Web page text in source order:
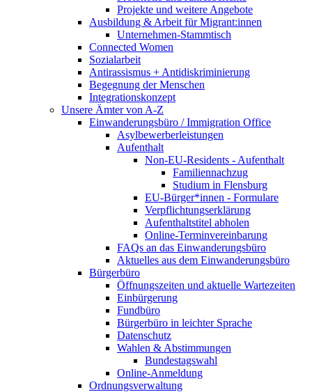
Projekte und weitere Angebote
Ausbildung & Arbeit für Migrant:innen
Unternehmen-Stammtisch
Connected Women
Sozialarbeit
Antirassismus + Antidiskriminierung
Begegnung der Menschen
Integrationskonzept
Unsere Ämter von A-Z
Einwanderungsbüro / Immigration Office
Asylbewerberleistungen
Aufenthalt
Non-EU-Residents - Aufenthalt
Familiennachzug
Studium in Flensburg
EU-Bürger*innen - Formulare
Verpflichtungserklärung
Aufenthaltstitel abholen
Online-Terminvereinbarung
FAQs an das Einwanderungsbüro
Aktuelles aus dem Einwanderungsbüro
Bürgerbüro
Öffnungszeiten und aktuelle Wartezeiten
Einbürgerung
Fundbüro
Bürgerbüro in leichter Sprache
Datenschutz
Wahlen & Abstimmungen
Bundestagswahl
Online-Anmeldung
Ordnungsverwaltung